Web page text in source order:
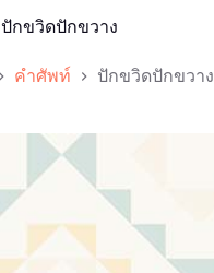
ปักขวิดปักขวาง
คำศัพท์ ปักขวิดปักขวาง